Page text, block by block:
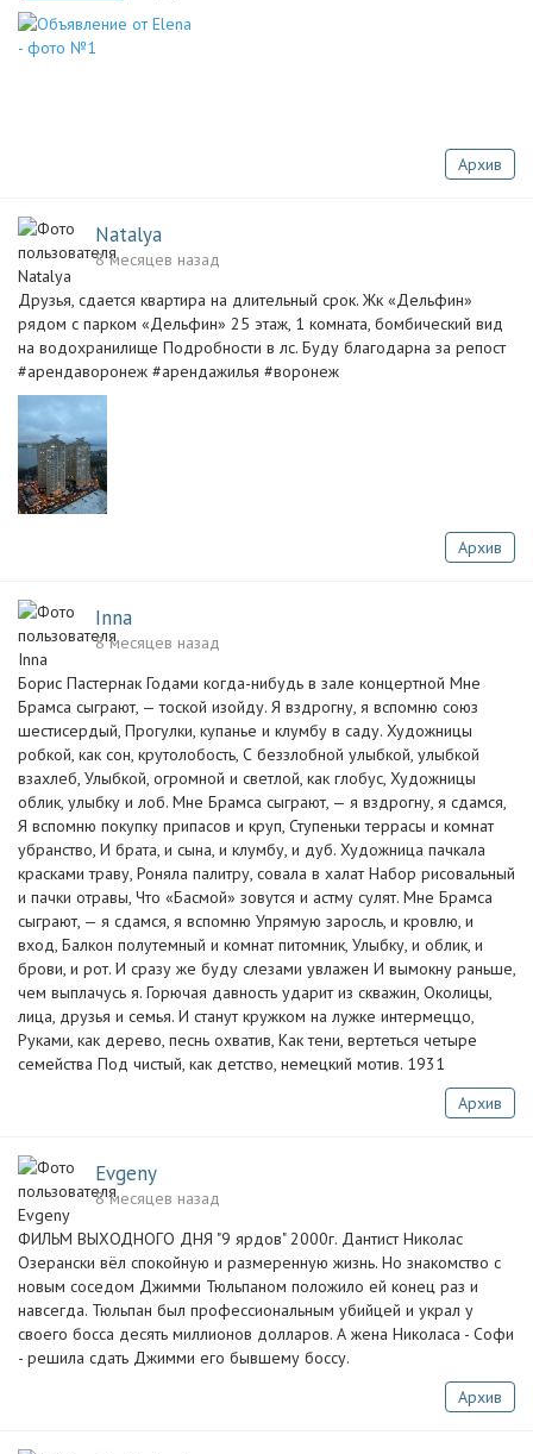
Архив
Natalya
8 месяцев назад
Друзья, сдается квартира на длительный срок. Жк «Дельфин»
рядом с парком «Дельфин» 25 этаж, 1 комната, бомбический вид
на водохранилище Подробности в лс. Буду благодарна за репост
#арендаворонеж #арендажилья #воронеж
Архив
Inna
8 месяцев назад
Борис Пастернак Годами когда-нибудь в зале концертной Мне
Брамса сыграют, — тоской изойду. Я вздрогну, я вспомню союз
шестисердый, Прогулки, купанье и клумбу в саду. Художницы
робкой, как сон, крутолобость, С беззлобной улыбкой, улыбкой
взахлеб, Улыбкой, огромной и светлой, как глобус, Художницы
облик, улыбку и лоб. Мне Брамса сыграют, — я вздрогну, я сдамся,
Я вспомню покупку припасов и круп, Ступеньки террасы и комнат
убранство, И брата, и сына, и клумбу, и дуб. Художница пачкала
красками траву, Роняла палитру, совала в халат Набор рисовальный
и пачки отравы, Что «Басмой» зовутся и астму сулят. Мне Брамса
сыграют, — я сдамся, я вспомню Упрямую заросль, и кровлю, и
вход, Балкон полутемный и комнат питомник, Улыбку, и облик, и
брови, и рот. И сразу же буду слезами увлажен И вымокну раньше,
чем выплачусь я. Горючая давность ударит из скважин, Околицы,
лица, друзья и семья. И станут кружком на лужке интермеццо,
Руками, как дерево, песнь охватив, Как тени, вертеться четыре
семейства Под чистый, как детство, немецкий мотив. 1931
Архив
Evgeny
8 месяцев назад
ФИЛЬМ ВЫХОДНОГО ДНЯ "9 ярдов" 2000г. Дантист Николас
Озерански вёл спокойную и размеренную жизнь. Но знакомство с
новым соседом Джимми Тюльпаном положило ей конец раз и
навсегда. Тюльпан был профессиональным убийцей и украл у
своего босса десять миллионов долларов. А жена Николаса - Софи
- решила сдать Джимми его бывшему боссу.
Архив